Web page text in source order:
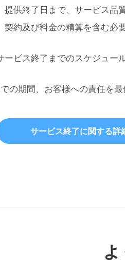
提供終了日まで、サービス品
契約及び料金の精算を含む必
ービス終了までのスケジュー
の期間、お客様への責任を
サービス終了に関する詳